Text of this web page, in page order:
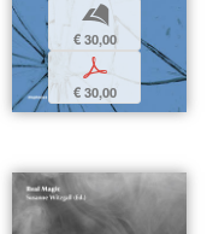
b
€ 30,00
p
€ 30,00